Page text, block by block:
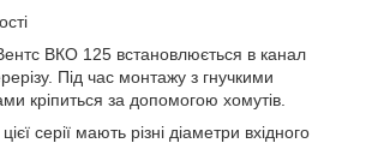
ВКО 125 встановлюється в канал
Під час монтажу з гнучкими
кріпиться за допомогою хомутів.
серії мають різні діаметри вхідного